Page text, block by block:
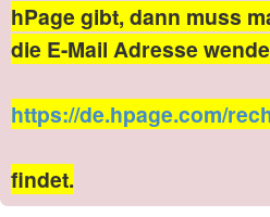
hPage gibt, dann muss
die E-Mail Adresse
https://de.hpage.com/
findet.